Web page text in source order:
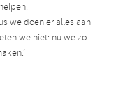
we doen er alles aan
we niet: nu we zo